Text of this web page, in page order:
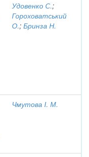
Удовенко С.;
Гороховатський
О.; Бринза Н.
Чмутова І. М.